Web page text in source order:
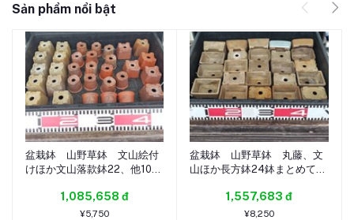
Sản phẩm nổi bật
盆栽鉢 山野草鉢 文山絵付
けほか文山落款鉢22、他10
盆栽 ミニ盆栽 松柏盆栽
多肉植物 送料無料
1,085,658 đ
¥5,750
盆栽鉢 山野草鉢 丸藤、文
山ほか長方鉢24鉢まとめて出
柏盆栽 送料無料
1,557,683 đ
¥8,250